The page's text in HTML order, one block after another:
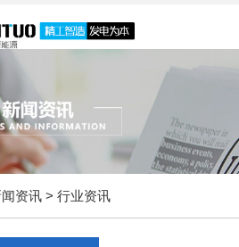
资讯> 行业资讯